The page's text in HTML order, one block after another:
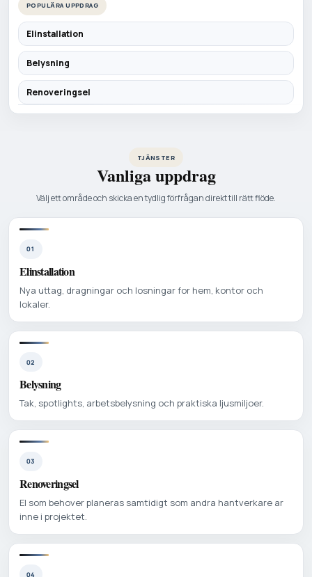
POPULÄRA UPPDRAG
Elinstallation
Belysning
Renoveringsel
TJÄNSTER
Vanliga uppdrag
Välj ett område och skicka en tydlig förfrågan direkt till rätt flöde.
01
Elinstallation
Nya uttag, dragningar och losningar for hem, kontor och
lokaler.
02
Belysning
Tak, spotlights, arbetsbelysning och praktiska ljusmiljoer.
03
Renoveringsel
El som behover planeras samtidigt som andra hantverkare ar
inne i projektet.
04